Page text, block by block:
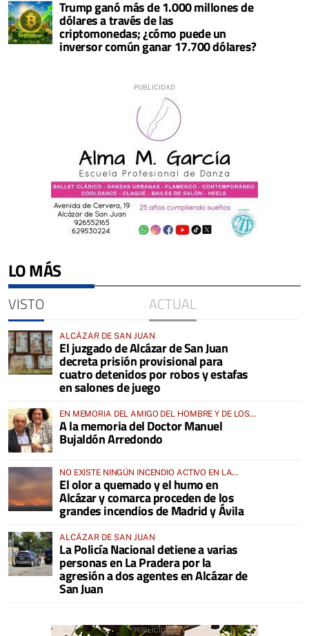
Trump ganó más de 1.000 millones de
dólares a través de las
criptomonedas; ¿cómo puede un
inversor común ganar 17.700 dólares?
LO MÁS
VISTO ACTUAL
ALCÁZAR DE SAN JUAN
El juzgado de Alcázar de San Juan
decreta prisión provisional para
cuatro detenidos por robos y estafas
en salones de juego
EN MEMORIA DEL AMIGO DEL HOMBRE Y DE LOS
ANIMALES
A la memoria del Doctor Manuel
Bujaldón Arredondo
NO EXISTE NINGÚN INCENDIO ACTIVO EN LA
COMARCA
El olor a quemado y el humo en
Alcázar y comarca proceden de los
grandes incendios de Madrid y Ávila
ALCÁZAR DE SAN JUAN
La Policía Nacional detiene a varias
personas en La Pradera por la
agresión a dos agentes en Alcázar de
San Juan